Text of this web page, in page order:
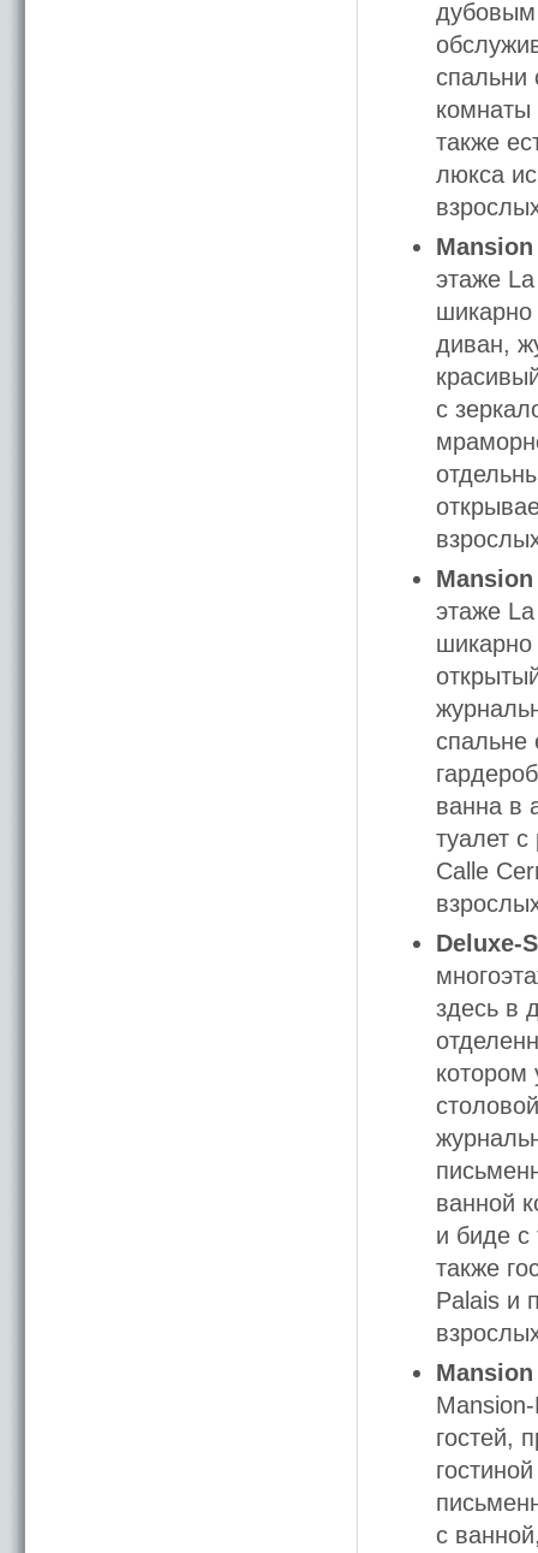
дубовым
спальни
комнаты
также
люкса
этаже
шикарно
диван,
с
этаже
шикарно
спальне
ванна в
туалет
Calle
Deluxe-
здесь в
котором
ванной
и биде с
также
Palais и
гостей,
с